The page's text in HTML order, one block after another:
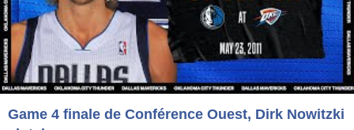
Game 4 finale de Conférence Ouest, Dirk Nowitzki